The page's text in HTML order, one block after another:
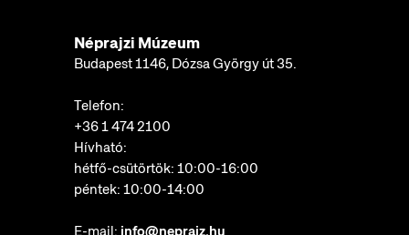
Néprajzi Múzeum
Budapest 1146, Dózsa György út 35.
Telefon:
+36 1 474 2100
Hívható:
hétfő-csütörtök: 10:00-16:00
péntek: 10:00-14:00
E-mail: info@neprajz.hu